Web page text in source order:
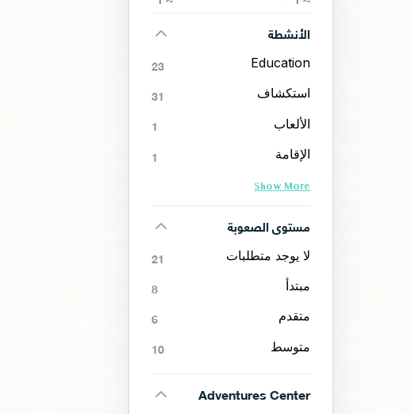
الأنشطة
Education
23
استكشاف 31
الألعاب 1
الإقامة 1
Show More
مستوى الصعوبة
لا يوجد متطلبات 21
مبتدأ 8
متقدم 6
متوسط 10
Adventures Center